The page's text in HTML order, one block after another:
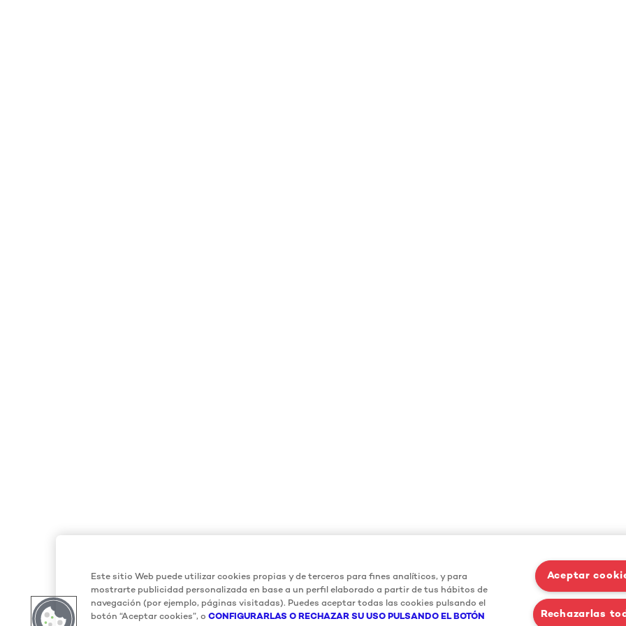
Este sitio Web puede utilizar cookies propias y de terceros para fines analíticos, y para
mostrarte publicidad personalizada en base a un perfil elaborado a partir de tus hábitos de
navegación (por ejemplo, páginas visitadas). Puedes aceptar todas las cookies pulsando el
botón “Aceptar cookies”, o CONFIGURARLAS O RECHAZAR SU USO PULSANDO EL BOTÓN
Aceptar
Rechazarlas